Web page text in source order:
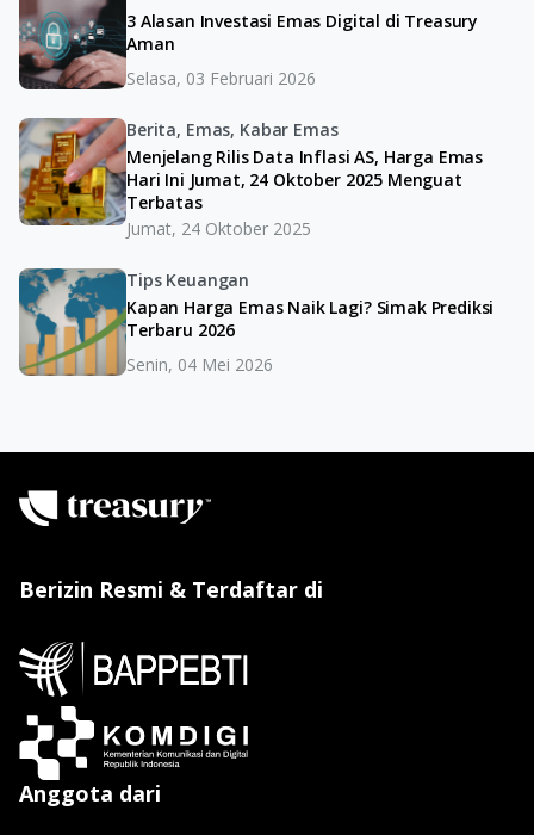
3 Alasan Investasi Emas Digital di Treasury
Aman
Selasa, 03 Februari 2026
Berita, Emas, Kabar Emas
Menjelang Rilis Data Inflasi AS, Harga Emas
Hari Ini Jumat, 24 Oktober 2025 Menguat
Terbatas
Jumat, 24 Oktober 2025
Tips Keuangan
Kapan Harga Emas Naik Lagi? Simak Prediksi
Terbaru 2026
Senin, 04 Mei 2026
Berizin Resmi & Terdaftar di
Anggota dari